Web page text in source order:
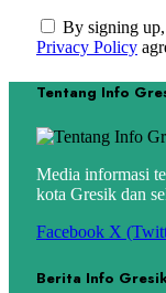
By signing
Privacy Policy
Tentang Info
Media informasi
kota Gresik dan
Facebook X
Berita Info